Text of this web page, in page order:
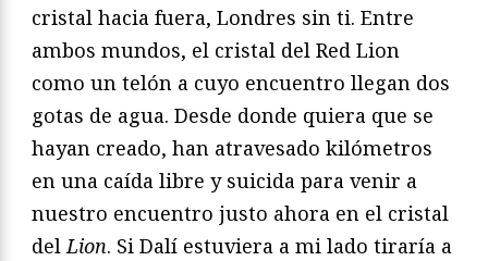
cristal hacia fuera, Londres sin ti. Entre
ambos mundos, el cristal del Red Lion
como un telón a cuyo encuentro llegan dos
gotas de agua. Desde donde quiera que se
hayan creado, han atravesado kilómetros
en una caída libre y suicida para venir a
nuestro encuentro justo ahora en el cristal
delLion. Si Dalí estuviera a mi lado tiraría a